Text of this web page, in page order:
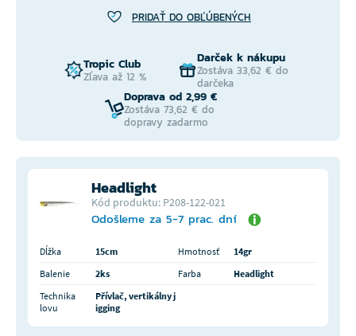
PRIDAŤ DO OBĽÚBENÝCH
Tropic Club
Zľava až 12 %
Darček k nákupu
Zostáva 33,62 € do
darčeka
Doprava od 2,99 €
Zostáva 73,62 € do
dopravy zadarmo
Headlight
Kód produktu: P208-122-021
Odošleme za 5-7 prac. dní
Dĺžka 15cm Hmotnosť
14gr
Balenie
2ks Farba
Headlight
Technika
lovu
Přívlač, vertikálny j
igging